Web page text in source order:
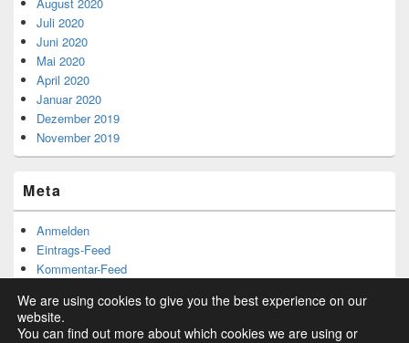
Juli 2020
Juni 2020
Mai 2020
April 2020
Januar 2020
Dezember 2019
November 2019
Meta
Anmelden
Eintrags-Feed
Kommentar-Feed
We are using cookies to give you the best experience on our
website.
You can find out more about which cookies we are using or